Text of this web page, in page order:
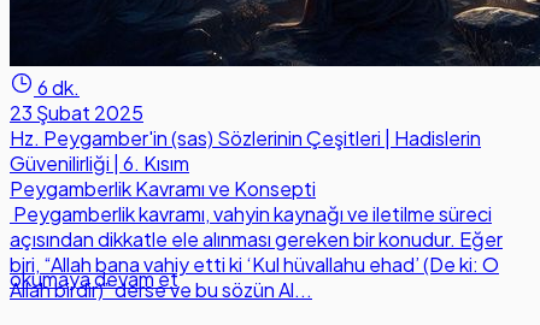
6 dk.
23 Şubat 2025
Hz. Peygamber'in (sas) Sözlerinin Çeşitleri | Hadislerin
Güvenilirliği | 6. Kısım
Peygamberlik Kavramı ve Konsepti
Peygamberlik kavramı, vahyin kaynağı ve iletilme süreci
açısından dikkatle ele alınması gereken bir konudur. Eğer
biri, “Allah bana vahiy etti ki ‘Kul hüvallahu ehad’ (De ki: O
Allah birdir)” derse ve bu sözün Al...
okumaya devam et